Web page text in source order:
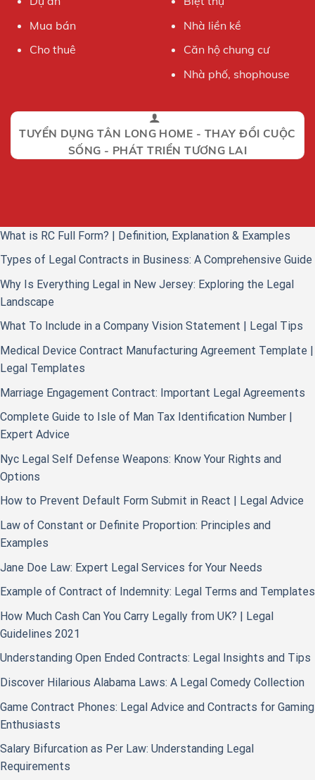
Mua bán
Cho thuê
Nhà liền kề
Căn hộ chung cư
Nhà phố, shophouse
TUYỂN DỤNG TÂN LONG HOME - THAY ĐỔI CUỘC
SỐNG - PHÁT TRIỂN TƯƠNG LAI
What is RC Full Form? | Definition, Explanation & Examples
Types of Legal Contracts in Business: A Comprehensive Guide
Why Is Everything Legal in New Jersey: Exploring the Legal
Landscape
What To Include in a Company Vision Statement | Legal Tips
Medical Device Contract Manufacturing Agreement Template |
Legal Templates
Marriage Engagement Contract: Important Legal Agreements
Complete Guide to Isle of Man Tax Identification Number |
Expert Advice
Nyc Legal Self Defense Weapons: Know Your Rights and
Options
How to Prevent Default Form Submit in React | Legal Advice
Law of Constant or Definite Proportion: Principles and
Examples
Jane Doe Law: Expert Legal Services for Your Needs
Example of Contract of Indemnity: Legal Terms and Templates
How Much Cash Can You Carry Legally from UK? | Legal
Guidelines 2021
Understanding Open Ended Contracts: Legal Insights and Tips
Discover Hilarious Alabama Laws: A Legal Comedy Collection
Game Contract Phones: Legal Advice and Contracts for Gaming
Enthusiasts
Salary Bifurcation as Per Law: Understanding Legal
Requirements